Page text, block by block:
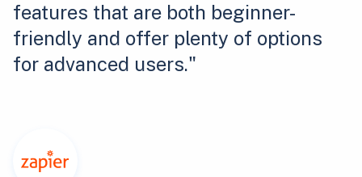
features that are both beginner-
friendly and offer plenty of options
for advanced users."